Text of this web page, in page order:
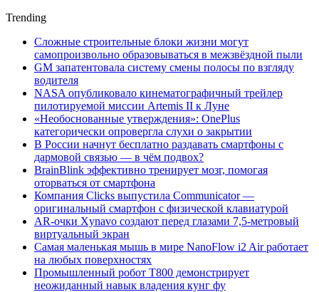
Trending
Сложные строительные блоки жизни могут
самопроизвольно образовываться в межзвёздной пыли
GM запатентовала систему смены полосы по взгляду
водителя
NASA опубликовало кинематографичный трейлер
пилотируемой миссии Artemis II к Луне
«Необоснованные утверждения»: OnePlus
категорически опровергла слухи о закрытии
В России начнут бесплатно раздавать смартфоны с
дармовой связью — в чём подвох?
BrainBlink эффективно тренирует мозг, помогая
оторваться от смартфона
Компания Clicks выпустила Communicator —
оригинальный смартфон с физической клавиатурой
AR-очки Xynavo создают перед глазами 7,5-метровый
виртуальный экран
Самая маленькая мышь в мире NanoFlow i2 Air работает
на любых поверхностях
Промышленный робот Т800 демонстрирует
неожиданный навык владения кунг фу